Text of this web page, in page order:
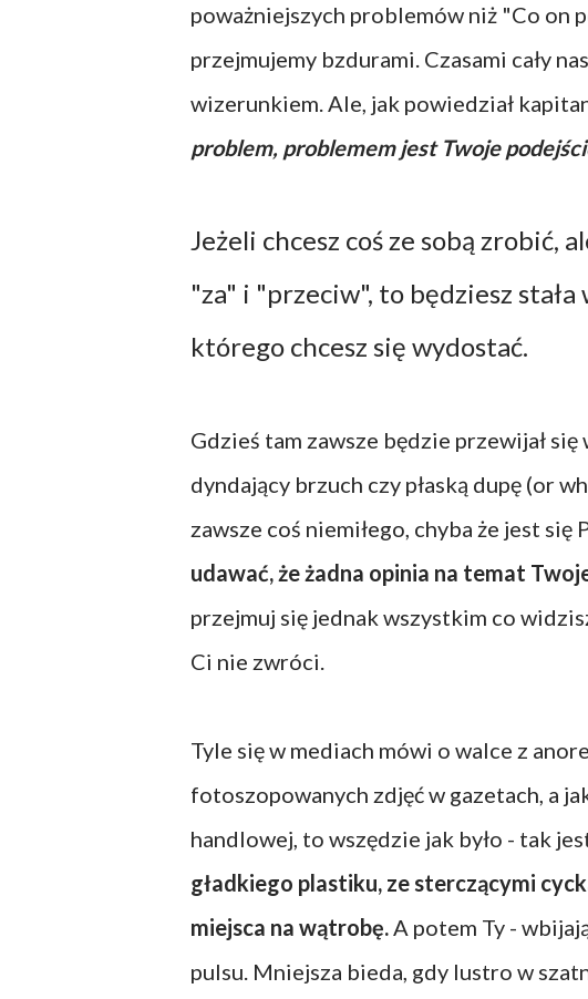
poważniejszych problemów niż "Co on
przejmujemy bzdurami. Czasami cały
wizerunkiem. Ale, jak powiedział
problem, problemem jest Twoje
Jeżeli chcesz coś ze sobą zrobić,
"za" i "przeciw", to będziesz
którego chcesz się wydostać.
Gdzieś tam zawsze będzie przewijał
dyndający brzuch czy płaską dupę (or
zawsze coś niemiłego, chyba że jest się
udawać, że żadna opinia na temat
przejmuj się jednak wszystkim co
Ci nie zwróci.
Tyle się w mediach mówi o walce z
fotoszopowanych zdjęć w gazetach, a
handlowej, to wszędzie jak było - tak
gładkiego plastiku, ze sterczącymi
miejsca na wątrobę.A potem Ty -
pulsu. Mniejsza bieda, gdy lustro w